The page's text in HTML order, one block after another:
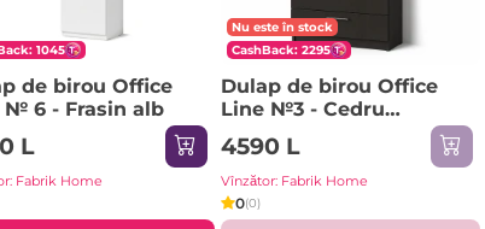
1045
de birou Office
№ 6 - Frasin alb
L
Fabrik Home
Nu este în stock
CashBack: 2295
Dulap de birou Office
Line №3 - Cedru
ciocolata
4590 L
Vînzător: Fabrik Home
0(0)